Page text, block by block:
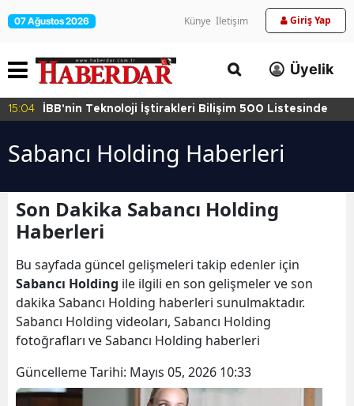
07 Ağustos 2026 Künye İletişim Giriş Yap
Üyelik
15:04 İBB'nin Teknoloji İştirakleri Bilişim 500 Listesinde
Sabancı Holding Haberleri
Son Dakika Sabancı Holding
Haberleri
Bu sayfada güncel gelişmeleri takip edenler için
Sabancı Holding ile ilgili en son gelişmeler ve son
dakika Sabancı Holding haberleri sunulmaktadır.
Sabancı Holding videoları, Sabancı Holding
fotoğrafları ve Sabancı Holding haberleri
Güncelleme Tarihi: Mayıs 05, 2026 10:33